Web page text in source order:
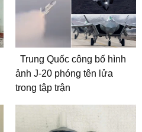
Trung Quốc công bố hình
ảnh J-20 phóng tên lửa
trong tập trận